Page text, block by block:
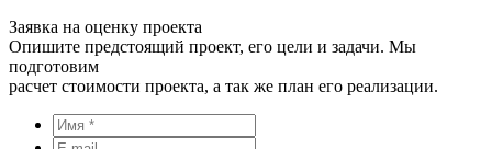
Заявка на оценку проекта
Опишите предстоящий проект, его цели и задачи. Мы
подготовим
расчет стоимости проекта, а так же план его реализации.